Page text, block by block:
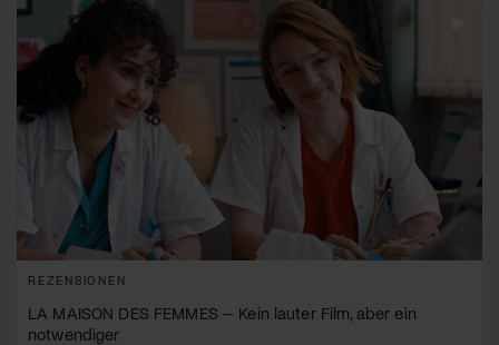
REZENSIONEN
LA MAISON DES FEMMES – Kein lauter Film, aber ein
notwendiger